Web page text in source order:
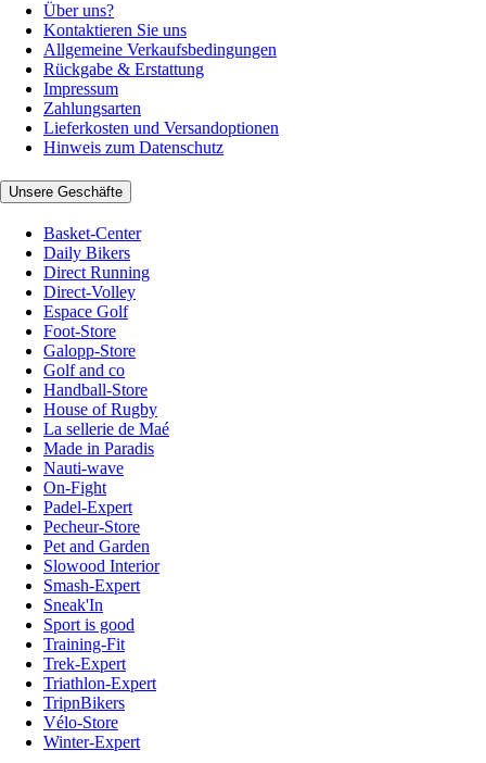
Über uns?
Kontaktieren Sie uns
Allgemeine Verkaufsbedingungen
Rückgabe & Erstattung
Impressum
Zahlungsarten
Lieferkosten und Versandoptionen
Hinweis zum Datenschutz
Unsere Geschäfte
Basket-Center
Daily Bikers
Direct Running
Direct-Volley
Espace Golf
Foot-Store
Galopp-Store
Golf and co
Handball-Store
House of Rugby
La sellerie de Maé
Made in Paradis
Nauti-wave
On-Fight
Padel-Expert
Pecheur-Store
Pet and Garden
Slowood Interior
Smash-Expert
Sneak'In
Sport is good
Training-Fit
Trek-Expert
Triathlon-Expert
TripnBikers
Vélo-Store
Winter-Expert